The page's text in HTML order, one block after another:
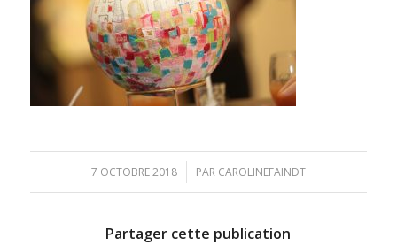
7 OCTOBRE 2018
/ PAR CAROLINEFAINDT
Partager cette publication